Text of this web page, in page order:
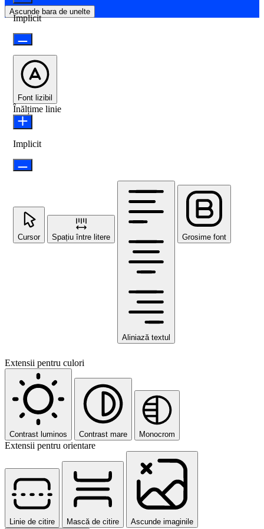
Ascunde bara de unelte
Implicit
Font lizibil
Înălțime linie
Implicit
Cursor Spațiu între litere
Aliniază textul
Grosime font
Extensii pentru culori
Contrast luminos Contrast mare Monocrom
Extensii pentru orientare
Linie de citire Mască de citire Ascunde imaginile